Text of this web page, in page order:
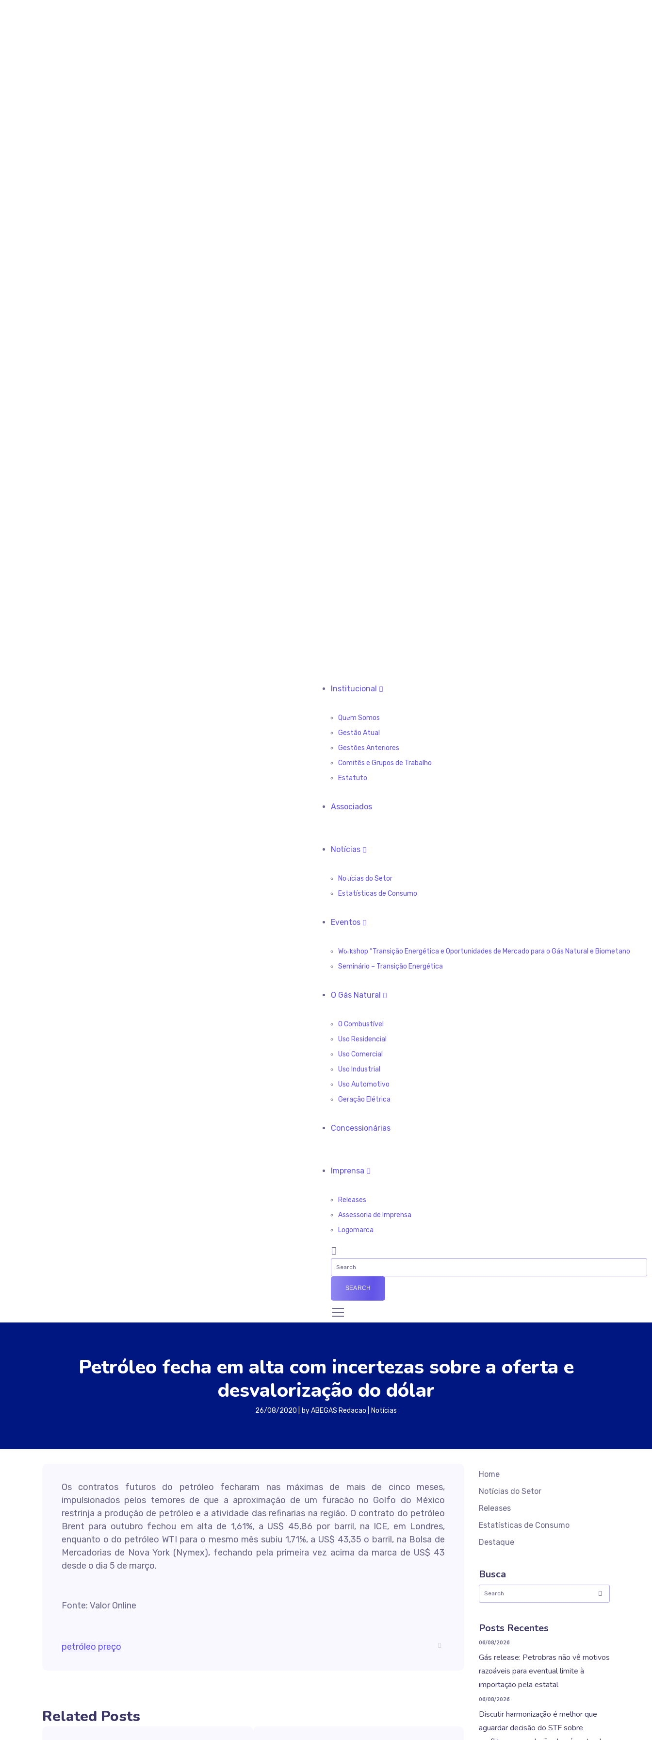
Institucional
Quem Somos
Gestão Atual
Gestões Anteriores
Comitês e Grupos de Trabalho
Estatuto
Associados
Notícias
Notícias do Setor
Estatísticas de Consumo
Eventos
Workshop “Transição Energética e Oportunidades de Mercado para o Gás Natural e Biometano
Seminário – Transição Energética
O Gás Natural
O Combustível
Uso Residencial
Uso Comercial
Uso Industrial
Uso Automotivo
Geração Elétrica
Concessionárias
Imprensa
Releases
Assessoria de Imprensa
Logomarca
Petróleo fecha em alta com incertezas sobre a oferta e
desvalorização do dólar
26/08/2020 byABEGAS Redacao Notícias
Os contratos futuros do petróleo fecharam nas máximas de mais de cinco meses,
impulsionados pelos temores de que a aproximação de um furacão no Golfo do México
restrinja a produção de petróleo e a atividade das refinarias na região. O contrato do petróleo
Brent para outubro fechou em alta de 1,61%, a US$ 45,86 por barril, na ICE, em Londres,
enquanto o do petróleo WTI para o mesmo mês subiu 1,71%, a US$ 43,35 o barril, na Bolsa de
Mercadorias de Nova York (Nymex), fechando pela primeira vez acima da marca de US$ 43
desde o dia 5 de março.
Fonte: Valor Online
petróleo preço
Related Posts
Home
Notícias do Setor
Releases
Estatísticas de Consumo
Destaque
Busca
Posts Recentes
06/08/2026
Gás release: Petrobras não vê motivos
razoáveis para eventual limite à
importação pela estatal
06/08/2026
Discutir harmonização é melhor que
aguardar decisão do STF sobre